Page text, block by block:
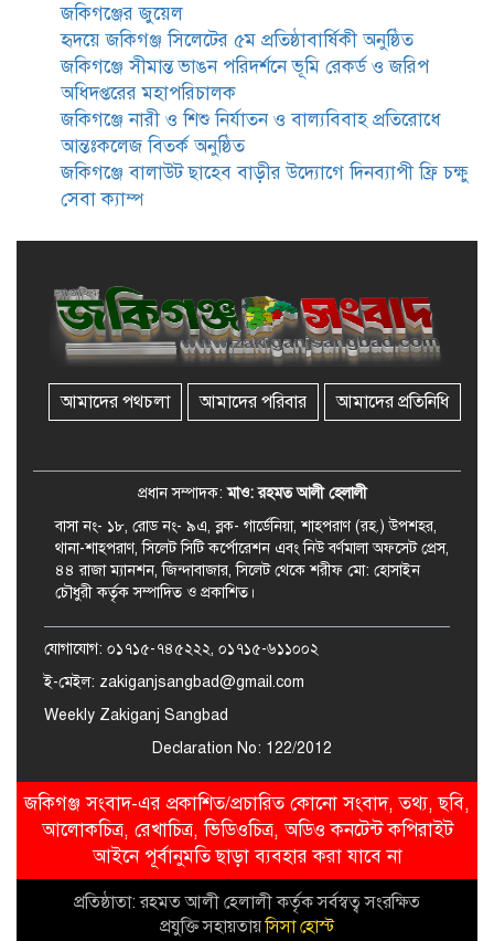
জকিগঞ্জে সাজাপ্রাপ্ত আসামিসহ
গ্রেফতার ২
রেলপথে যুক্ত হবে জকিগঞ্জ-কানাইঘাট,
শুরু হচ্ছে সম্ভাব্যতা সমীক্ষা
ভাতা পেতে টাকা লাগে না, জকিগঞ্জে
সমাজসেবা কর্মকর্তার গুরুত্বপূর্ণ বার্তা
জকিগঞ্জের জুয়েল
হৃদয়ে জকিগঞ্জ সিলেটের ৫ম প্রতিষ্ঠাবার্ষিকী অনুষ্ঠিত
জকিগঞ্জে সীমান্ত ভাঙন পরিদর্শনে ভূমি রেকর্ড ও জরিপ
অধিদপ্তরের মহাপরিচালক
জকিগঞ্জে নারী ও শিশু নির্যাতন ও বাল্যবিবাহ প্রতিরোধে
আন্তঃকলেজ বিতর্ক অনুষ্ঠিত
জকিগঞ্জে বালাউট ছাহেব বাড়ীর উদ্যোগে দিনব্যাপী ফ্রি চক্ষু
সেবা ক্যাম্প
আমাদের পথচলা আমাদের পরিবার আমাদের প্রতিনিধি
প্রধান সম্পাদক:মাও: রহমত আলী হেলালী
বাসা নং- ১৮, রোড নং- ৯এ, ব্লক- গার্ডেনিয়া, শাহপরাণ (রহ.) উপশহর,
থানা-শাহপরাণ, সিলেট সিটি কর্পোরেশন এবং নিউ বর্ণমালা অফসেট প্রেস,
৪৪ রাজা ম্যানশন, জিন্দাবাজার, সিলেট থেকে শরীফ মো: হোসাইন
চৌধুরী কর্তৃক সম্পাদিত ও প্রকাশিত।
যোগাযোগ: ০১৭১৫-৭৪৫২২২, ০১৭১৫-৬১১০০২
ই-মেইল: zakiganjsangbad@gmail.com
Weekly Zakiganj Sangbad
Declaration No: 122/2012
জকিগঞ্জ সংবাদ-এর প্রকাশিত/প্রচারিত কোনো সংবাদ, তথ্য, ছবি,
আলোকচিত্র, রেখাচিত্র, ভিডিওচিত্র, অডিও কনটেন্ট কপিরাইট
আইনে পূর্বানুমতি ছাড়া ব্যবহার করা যাবে না
প্রতিষ্ঠাতা: রহমত আলী হেলালী কর্তৃক সর্বস্বত্ব সংরক্ষিত
প্রযুক্তি সহায়তায়সিসা হোস্ট